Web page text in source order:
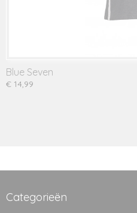
Blue Seven
€ 14,99
Categorieën